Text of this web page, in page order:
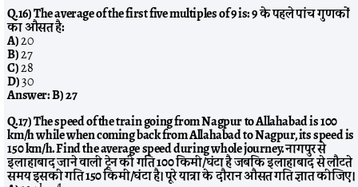
Q.16) The average of the first five multiples of 9 is: 9 के पहले पांच गुणकों
का औसत है:
A)20
B)27
C)28
D)30
Answer:B) 27
Q.17) The speed of the train going from Nagpur to Allahabad is 100
km/h while when coming back from Allahabad to Nagpur, its speed is
150 km/h. Find the average speed during whole journey. नागपुर से
इलाहाबाद जाने वाली ट्रेन की गति 100 किमी/घंटा है जबकि इलाहाबाद से लौटते
समय इसकी गति 150 किमी/घंटा है। पूरे यात्रा के दौरान औसत गति ज्ञात कीजिए।